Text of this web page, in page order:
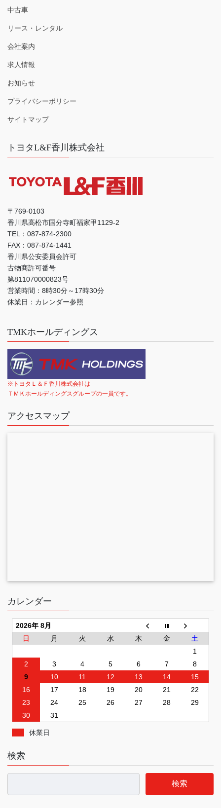
中古車
リース・レンタル
会社案内
求人情報
お知らせ
プライバシーポリシー
サイトマップ
トヨタL&F香川株式会社
〒769-0103
香川県高松市国分寺町福家甲1129-2
TEL：087-874-2300
FAX：087-874-1441
香川県公安委員会許可
古物商許可番号
第811070000823号
営業時間：8時30分～17時30分
休業日：カレンダー参照
TMKホールディングス
※トヨタＬ＆Ｆ香川株式会社は
ＴＭＫホールディングスグループの一員です。
アクセスマップ
カレンダー
2026年 8月
日
月 火 水 木 金
土
1
2
3 4 5 6 7
8
9
10 11 12 13 14
15
16
17 18 19 20 21
22
23
24 25 26 27 28
29
30
31
休業日
検索